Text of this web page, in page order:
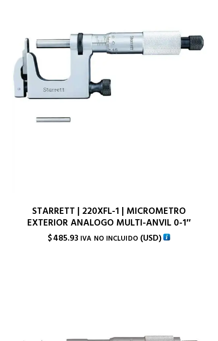
STARRETT | 220XFL-1 | MICROMETRO
EXTERIOR ANALOGO MULTI-ANVIL 0-1″
$485.93 IVA NO INCLUIDO (USD)